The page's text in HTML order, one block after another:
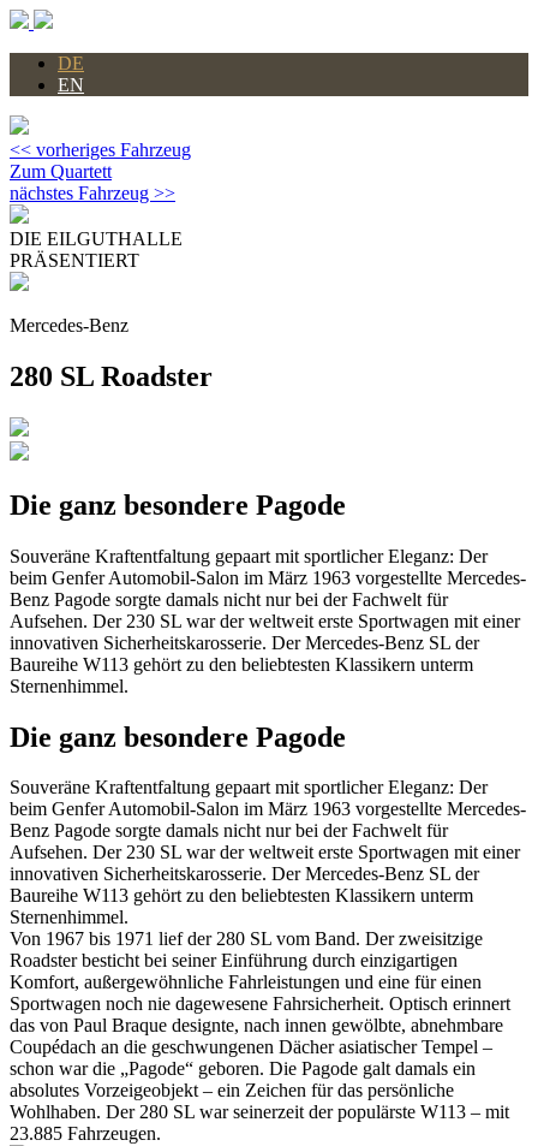
DE
EN
<< vorheriges Fahrzeug
Zum Quartett
nächstes Fahrzeug >>
DIE EILGUTHALLE
PRÄSENTIERT
Mercedes-Benz
280 SL Roadster
Die ganz besondere Pagode
Souveräne Kraftentfaltung gepaart mit sportlicher Eleganz: Der
beim Genfer Automobil-Salon im März 1963 vorgestellte Mercedes-
Benz Pagode sorgte damals nicht nur bei der Fachwelt für
Aufsehen. Der 230 SL war der weltweit erste Sportwagen mit einer
innovativen Sicherheitskarosserie. Der Mercedes-Benz SL der
Baureihe W113 gehört zu den beliebtesten Klassikern unterm
Sternenhimmel.
Die ganz besondere Pagode
Souveräne Kraftentfaltung gepaart mit sportlicher Eleganz: Der
beim Genfer Automobil-Salon im März 1963 vorgestellte Mercedes-
Benz Pagode sorgte damals nicht nur bei der Fachwelt für
Aufsehen. Der 230 SL war der weltweit erste Sportwagen mit einer
innovativen Sicherheitskarosserie. Der Mercedes-Benz SL der
Baureihe W113 gehört zu den beliebtesten Klassikern unterm
Sternenhimmel.
Von 1967 bis 1971 lief der 280 SL vom Band. Der zweisitzige
Roadster besticht bei seiner Einführung durch einzigartigen
Komfort, außergewöhnliche Fahrleistungen und eine für einen
Sportwagen noch nie dagewesene Fahrsicherheit. Optisch erinnert
das von Paul Braque designte, nach innen gewölbte, abnehmbare
Coupédach an die geschwungenen Dächer asiatischer Tempel –
schon war die „Pagode“ geboren. Die Pagode galt damals ein
absolutes Vorzeigeobjekt – ein Zeichen für das persönliche
Wohlhaben. Der 280 SL war seinerzeit der populärste W113 – mit
23.885 Fahrzeugen.